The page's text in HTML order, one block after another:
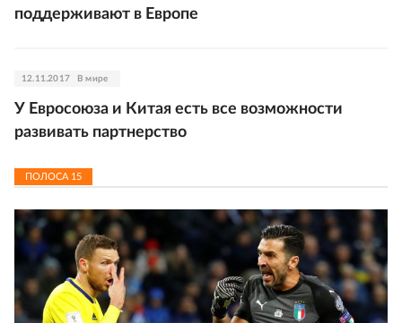
поддерживают в Европе
12.11.2017 В мире
У Евросоюза и Китая есть все возможности
развивать партнерство
ПОЛОСА 15